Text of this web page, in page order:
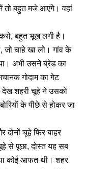
तो बहुत मजे आएंगे। वहां
बहुत भूख लगी है।
जो चाहे खा लो। गांव के
अभी उसने ब्रेड का
गोदाम का गेट
देख शहरी चूहे ने उसको
के पीछे से होकर जा
दोनों चूहे फिर बाहर
से पूछा, दोस्त यह सब
कोई आफत थी। शहर